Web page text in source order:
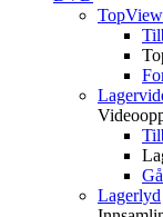
Lagerlyd